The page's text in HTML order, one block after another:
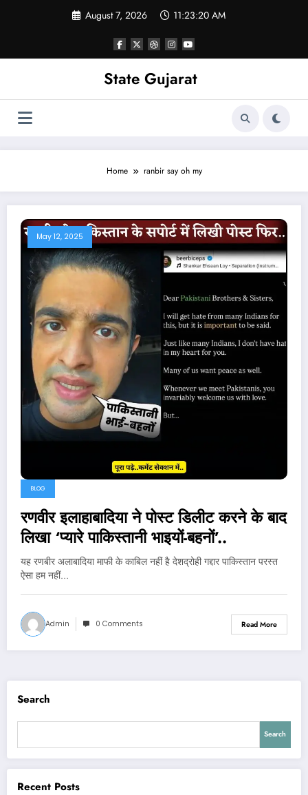
August 7, 2026 11:23:20 AM
State Gujarat
Home ranbir say oh my
May 12, 2025
BLOG
रणवीर इलाहाबादिया ने पोस्ट डिलीट करने के बाद
लिखा ‘प्यारे पाकिस्तानी भाइयों-बहनों’..
यह रणबीर अलाबादिया माफी के काबिल नहीं है देशद्रोही गद्दार पाकिस्तान परस्त
ऐसा हम नहीं…
Admin 0 Comments Read More
Search
Search
Recent Posts